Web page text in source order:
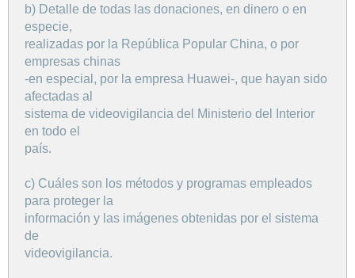
b) Detalle de todas las donaciones, en dinero o en
especie,
realizadas por la República Popular China, o por
empresas chinas
-en especial, por la empresa Huawei-, que hayan sido
afectadas al
sistema de videovigilancia del Ministerio del Interior
en todo el
país.
c) Cuáles son los métodos y programas empleados
para proteger la
información y las imágenes obtenidas por el sistema
de
videovigilancia.